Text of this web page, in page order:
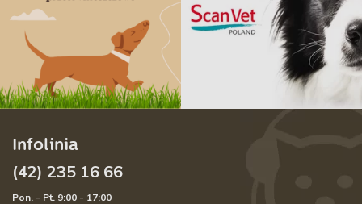
Infolinia
(42) 235 16 66
Pon. - Pt. 9:00 - 17:00